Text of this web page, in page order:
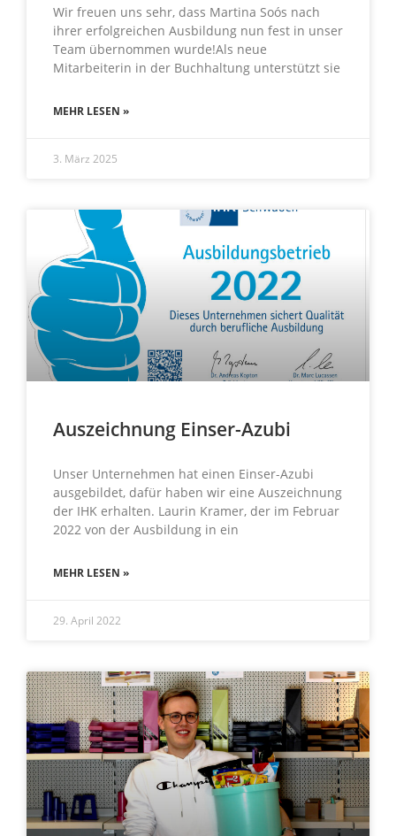
Wir freuen uns sehr, dass Martina Soós nach
ihrer erfolgreichen Ausbildung nun fest in unser
Team übernommen wurde!Als neue
Mitarbeiterin in der Buchhaltung unterstützt sie
MEHR LESEN »
3. März 2025
Auszeichnung Einser-Azubi
Unser Unternehmen hat einen Einser-Azubi
ausgebildet, dafür haben wir eine Auszeichnung
der IHK erhalten. Laurin Kramer, der im Februar
2022 von der Ausbildung in ein
MEHR LESEN »
29. April 2022